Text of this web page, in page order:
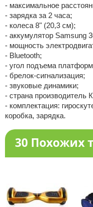
- максимальное
- зарядка за 2 часа;
- колеса 8" (20,3 см);
- аккумулятор Samsung
- мощность
- Bluetooth;
- угол подъема
- брелок-сигнализация;
- звуковые динамики;
- страна производитель
- комплектация:
коробка, зарядка.
30 Похожих